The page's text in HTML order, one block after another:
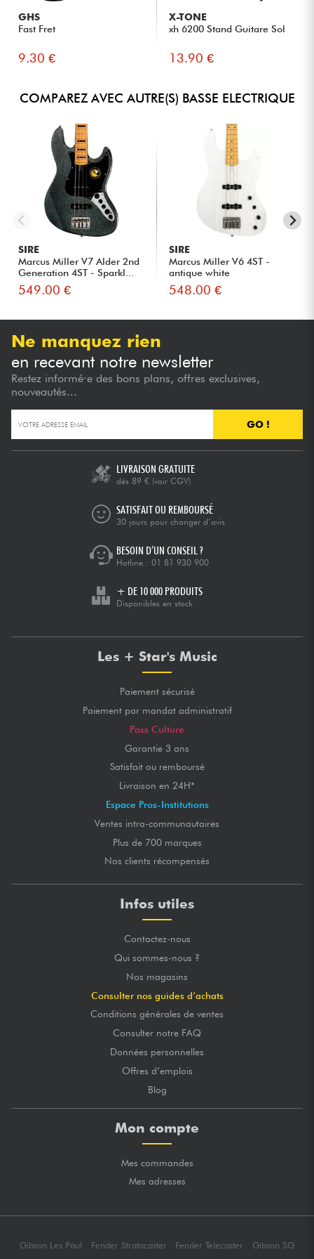
GHS
Fast Fret
9.30 €
X-TONE
xh 6200 Stand Guitare Sol
13.90 €
COMPAREZ AVEC AUTRE(S) BASSE ELECTRIQUE
SIRE
Marcus Miller V7 Alder 2nd
Generation 4ST - Sparkl...
549.00 €
SIRE
Marcus Miller V6 4ST -
antique white
548.00 €
Ne manquez rien
en recevant notre newsletter
Restez informé·e des bons plans, offres exclusives,
nouveautés...
GO !
LIVRAISON GRATUITE
dès 89 € (voir CGV)
SATISFAIT OU REMBOURSÉ
30 jours pour changer d’avis
BESOIN D’UN CONSEIL ?
Hotline : 01 81 930 900
+ DE 10 000 PRODUITS
Disponibles en stock
Les + Star's Music
Paiement sécurisé
Paiement par mandat administratif
Pass Culture
Garantie 3 ans
Satisfait ou remboursé
Livraison en 24H*
Espace Pros-Institutions
Ventes intra-communautaires
Plus de 700 marques
Nos clients récompensés
Infos utiles
Contactez-nous
Qui sommes-nous ?
Nos magasins
Consulter nos guides d’achats
Conditions générales de ventes
Consulter notre FAQ
Données personnelles
Offres d’emplois
Blog
Mon compte
Mes commandes
Mes adresses
Gibson Les Paul Fender Stratocaster Fender Telecaster
Gibson SG